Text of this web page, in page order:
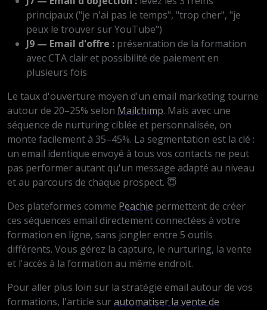
principaux ("je n'ai pas le temps", "trop cher", "je
peux le trouver sur YouTube")
J9 — Email d'offre : présentation de la formation
avec CTA clair et possibilité de paiement en
plusieurs fois
Le taux d'ouverture moyen d'un email marketing tourne
autour de 20–25% selon Mailchimp. Mais avec une
séquence de nurturing ciblée et personnalisée, on
monte facilement à 35–45%. La segmentation est la clé :
un email identique envoyé à tous vos contacts ne peut
pas performer autant qu'un message adapté au niveau
et au parcours de chaque prospect. 😇
Des plateformes comme Peachie permettent de créer
ces séquences email directement connectées à votre
formation en ligne, sans jongler entre 5 outils
différents. Vous gérez la capture, le nurturing, la vente
et l'accès à la formation au même endroit.
Pour aller plus loin sur la stratégie email autour de vos
formations, l'article surautomatiser la vente de